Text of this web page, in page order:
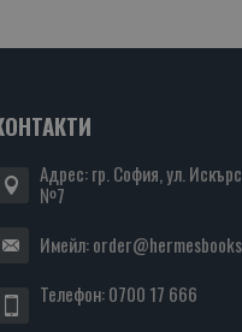
Адрес: гр. София, ул.
№7
Имейл:
Телефон:0700 17 666